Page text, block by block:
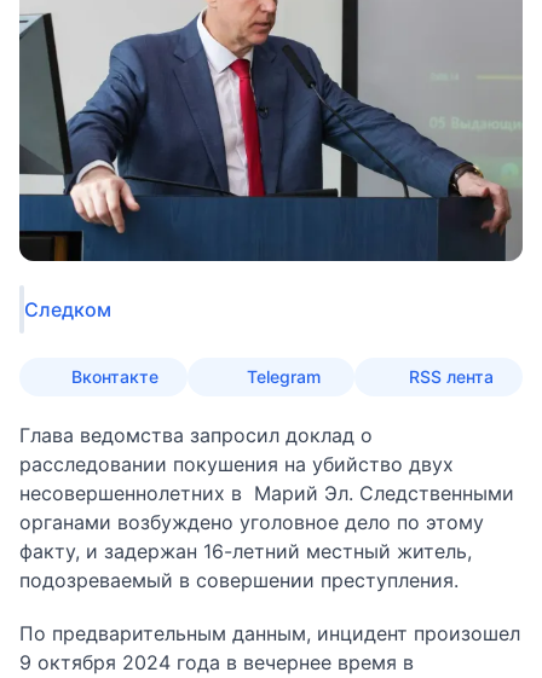
Следком
Вконтакте Telegram RSS лента
Глава ведомства запросил доклад о
расследовании покушения на убийство двух
несовершеннолетних в Марий Эл. Следственными
органами возбуждено уголовное дело по этому
факту, и задержан 16-летний местный житель,
подозреваемый в совершении преступления.
По предварительным данным, инцидент произошел
9 октября 2024 года в вечернее время в